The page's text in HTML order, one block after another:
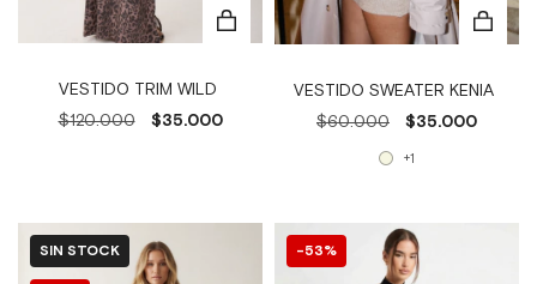
VESTIDO TRIM WILD
$120.000
$35.000
VESTIDO SWEATER KENIA
$60.000
$35.000
+1
SIN STOCK 53%